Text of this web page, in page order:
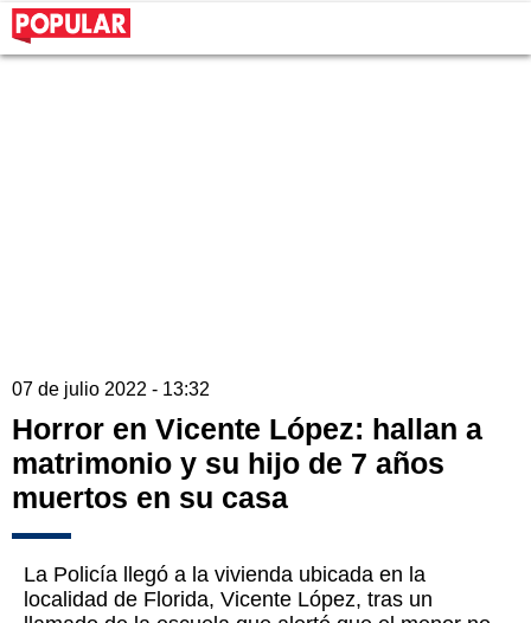
07 de julio 2022 - 13:32
Horror en Vicente López: hallan a
matrimonio y su hijo de 7 años
muertos en su casa
La Policía llegó a la vivienda ubicada en la
localidad de Florida, Vicente López, tras un